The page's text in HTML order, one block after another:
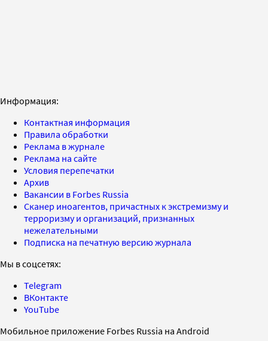
Информация:
Контактная информация
Правила обработки
Реклама в журнале
Реклама на сайте
Условия перепечатки
Архив
Вакансии в Forbes Russia
Сканер иноагентов, причастных к экстремизму и
терроризму и организаций, признанных
нежелательными
Подписка на печатную версию журнала
Мы в соцсетях:
Telegram
ВКонтакте
YouTube
Мобильное приложение Forbes Russia на Android